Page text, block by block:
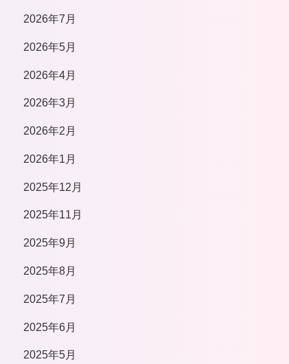
2026年7月
2026年5月
2026年4月
2026年3月
2026年2月
2026年1月
2025年12月
2025年11月
2025年9月
2025年8月
2025年7月
2025年6月
2025年5月